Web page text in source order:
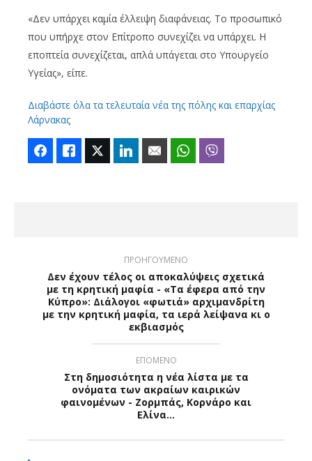
«Δεν υπάρχει καμία έλλειψη διαφάνειας. Το προσωπικό
που υπήρχε στον Επίτροπο συνεχίζει να υπάρχει. Η
εποπτεία συνεχίζεται, απλά υπάγεται στο Υπουργείο
Υγείας», είπε.
Διαβάστε όλα τα τελευταία νέα της πόλης και επαρχίας
Λάρνακας
FacebookLike Twitter LinkedIn Email WhatsApp
ΠΡΟΗΓΟΥΜΕΝΟ
Δεν έχουν τέλος οι αποκαλύψεις σχετικά
με τη κρητική μαφία - «Τα έφερα από την
Κύπρο»: Διάλογοι «φωτιά» αρχιμανδρίτη
με την κρητική μαφία, τα ιερά λείψανα κι ο
εκβιασμός
ΕΠΟΜΕΝΟ
Στη δημοσιότητα η νέα λίστα με τα
ονόματα των ακραίων καιρικών
φαινομένων - Ζορμπάς, Κορνάρο και
Ελίνα...